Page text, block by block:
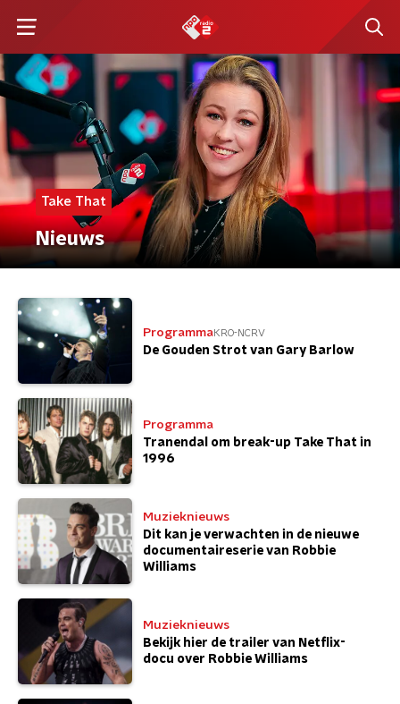
Take That
Nieuws
ProgrammaKRO-NCRV
De Gouden Strot van Gary Barlow
Programma
Tranendal om break-up Take That in
1996
Muzieknieuws
Dit kan je verwachten in de nieuwe
documentaireserie van Robbie
Williams
Muzieknieuws
Bekijk hier de trailer van Netflix-
docu over Robbie Williams